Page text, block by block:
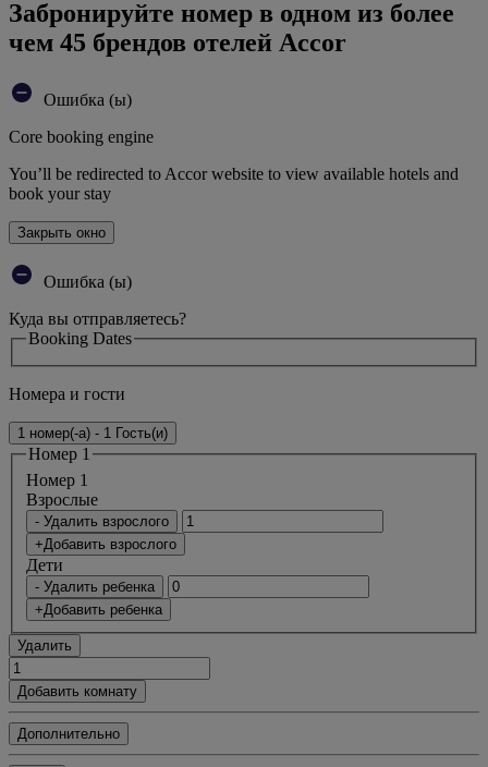
Забронируйте номер в одном из более
чем 45 брендов отелей Accor
Ошибка (ы)
Core booking engine
You’ll be redirected to Accor website to view available hotels and
book your stay
Закрыть окно
Ошибка (ы)
Куда вы отправляетесь?
Booking Dates
Номера и гости
1 номер(-а) - 1 Гость(и)
Номер 1
Номер 1
Bзрослые
- Удалить взрослого
+Добавить взрослого
Дети
- Удалить ребенка
+Добавить ребенка
Удалить
Добавить комнату
Дополнительно